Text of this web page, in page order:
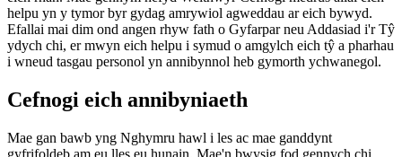
helpu yn y tymor byr gydag amrywiol agweddau ar eich bywyd.
Efallai mai dim ond angen rhyw fath o Gyfarpar neu Addasiad i'r Tŷ
ydych chi, er mwyn eich helpu i symud o amgylch eich tŷ a pharhau
i wneud tasgau personol yn annibynnol heb gymorth ychwanegol.
Cefnogi eich annibyniaeth
Mae gan bawb yng Nghymru hawl i les ac mae ganddynt
gyfrifoldeb am eu lles eu hunain. Mae'n bwysig fod gennych chi